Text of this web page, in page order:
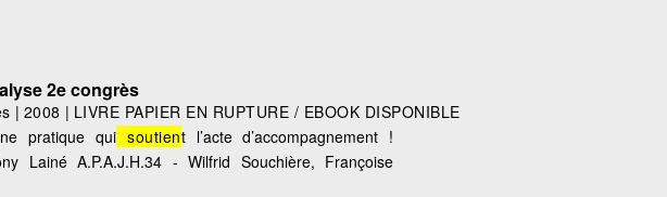
2e congrès
| 2008 | LIVRE PAPIER EN RUPTURE / EBOOK DISPONIBLE
pratique quisoutient l’acte d’accompagnement !
Lainé A.P.A.J.H.34 - Wilfrid Souchière, Françoise